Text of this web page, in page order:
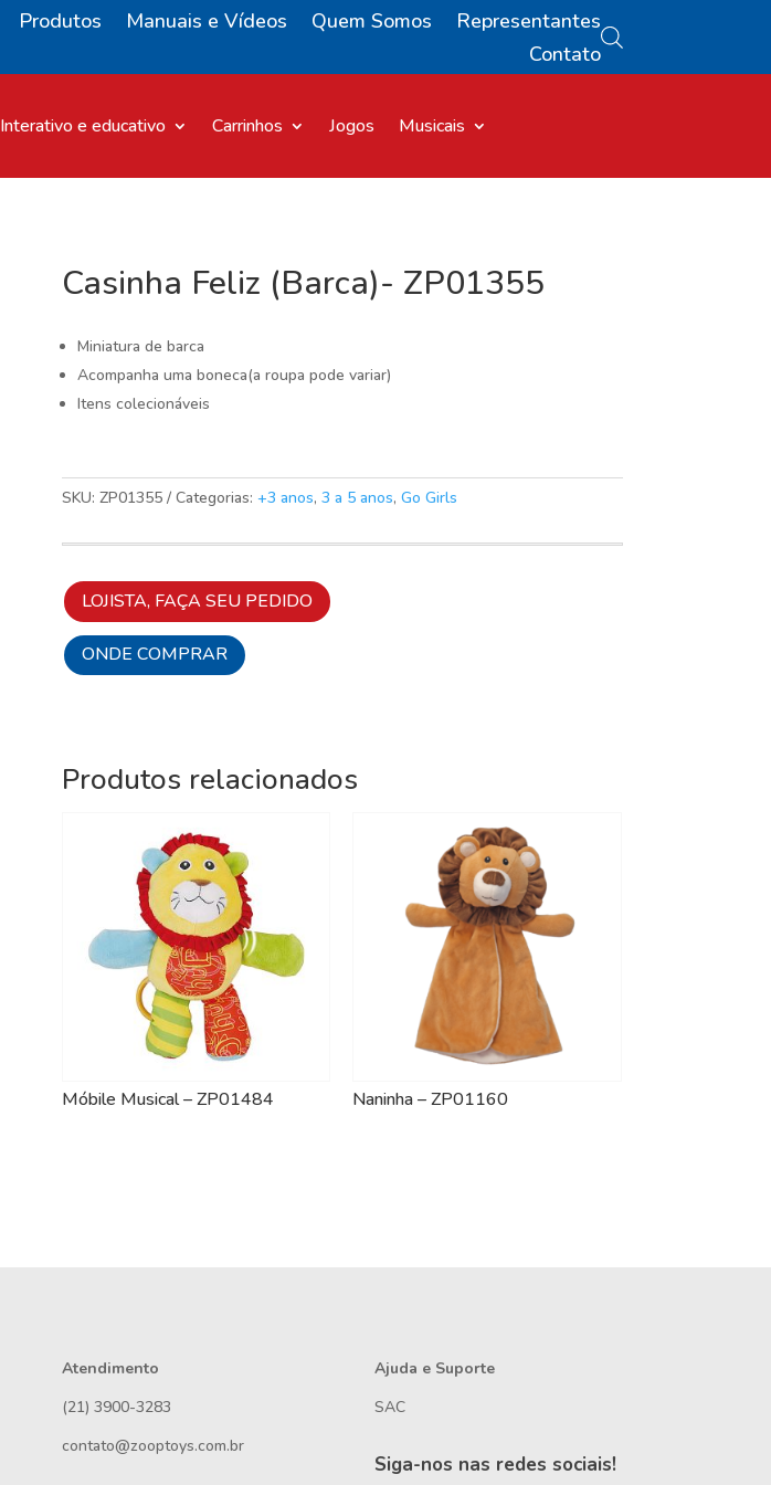
Produtos Manuais e Vídeos Quem Somos
Representantes
Contato
Interativo e educativo Carrinhos Jogos Musicais
Casinha Feliz (Barca)- ZP01355
Miniatura de barca
Acompanha uma boneca(a roupa pode variar)
Itens colecionáveis
SKU: ZP01355 Categorias: +3 anos, 3 a 5 anos, Go Girls
LOJISTA, FAÇA SEU PEDIDO
ONDE COMPRAR
Produtos relacionados
Móbile Musical – ZP01484 Naninha – ZP01160
Atendimento
(21) 3900-3283
contato@zooptoys.com.br
Ajuda e Suporte
SAC
Siga-nos nas redes sociais!